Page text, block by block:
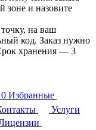
зоне и назовите
на ваш
код. Заказ нужно
хранения — 3
0 Избранные
Услуги